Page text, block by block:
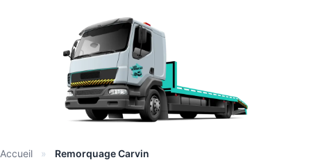
Accueil » Remorquage Carvin